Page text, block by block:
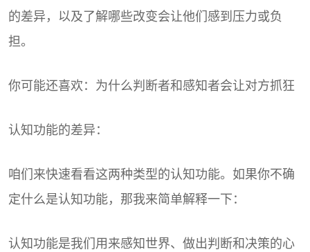
的差异，以及了解哪些改变会让他们感到压力或负
担。
你可能还喜欢：为什么判断者和感知者会让对方抓狂
认知功能的差异：
咱们来快速看看这两种类型的认知功能。如果你不确
定什么是认知功能，那我来简单解释一下：
认知功能是我们用来感知世界、做出判断和决策的心